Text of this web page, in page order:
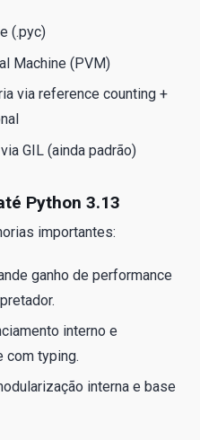
(.pyc)
Machine (PVM)
via reference counting +
GIL (ainda padrão)
Python 3.13
importantes:
ganho de performance
interno e
com typing.
interna e base